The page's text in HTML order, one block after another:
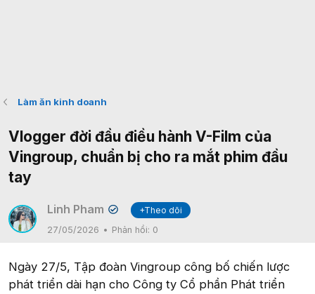
Làm ăn kinh doanh
Vlogger đời đầu điều hành V-Film của
Vingroup, chuẩn bị cho ra mắt phim đầu
tay
Linh Pham ✔
+Theo dõi
27/05/2026
Phản hồi: 0
Ngày 27/5, Tập đoàn Vingroup công bố chiến lược
phát triển dài hạn cho Công ty Cổ phần Phát triển